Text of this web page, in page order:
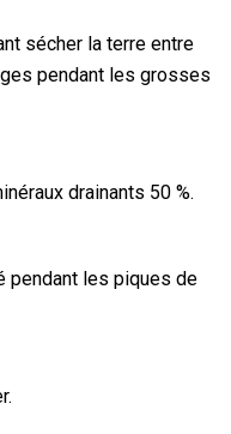
sécher la terre entre
pendant les grosses
drainants 50 %.
pendant les piques de